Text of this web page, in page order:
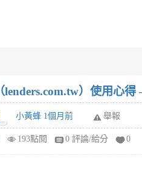
lenders.com.tw）使用心
小黃蜂 1個月前 舉報
193點閱 0 評論/給分 0